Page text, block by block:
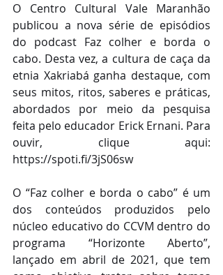
O Centro Cultural Vale Maranhão
publicou a nova série de episódios
do podcast Faz colher e borda o
cabo. Desta vez, a cultura de caça da
etnia Xakriabá ganha destaque, com
seus mitos, ritos, saberes e práticas,
abordados por meio da pesquisa
feita pelo educador Erick Ernani. Para
ouvir, clique aqui:
https://spoti.fi/3jS06sw
O “Faz colher e borda o cabo” é um
dos conteúdos produzidos pelo
núcleo educativo do CCVM dentro do
programa “Horizonte Aberto”,
lançado em abril de 2021, que tem